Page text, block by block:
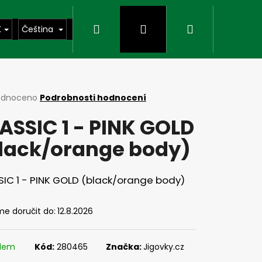
Čeština Hledat PřihlášeníNákupní
Podrobnosti hodnocení
1 - PINK GOLD
orange body)
1 - PINK GOLD (black/orange body)
doručit do: 12.8.2026
Kód: 280465 Značka:Jigovky.cz